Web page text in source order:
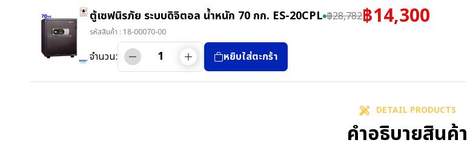
ตู้เซฟนิรภัย ระบบดิจิตอล น้ำหนัก 70 กก. ES-20CPL ฿28,782฿14,300
รหัสสินค้า : 18-00070-00
จำนวน: หยิบใส่ตะกร้า
DETAIL PRODUCTS
คำอธิบายสินค้า